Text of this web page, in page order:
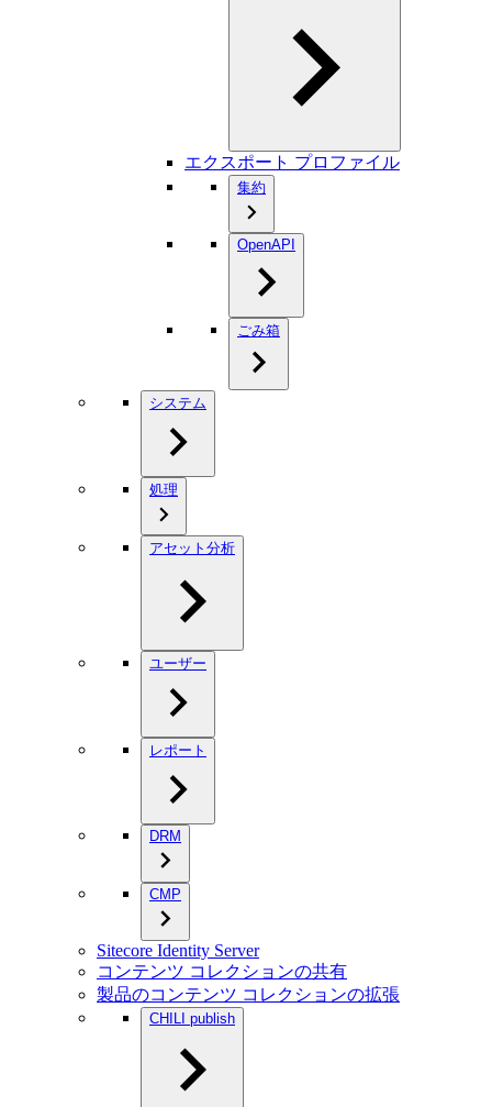
エクスポート プロファイル
集約
OpenAPI
ごみ箱
システム
処理
アセット分析
ユーザー
レポート
DRM
CMP
Sitecore Identity Server
コンテンツ コレクションの共有
製品のコンテンツ コレクションの拡張
CHILI publish